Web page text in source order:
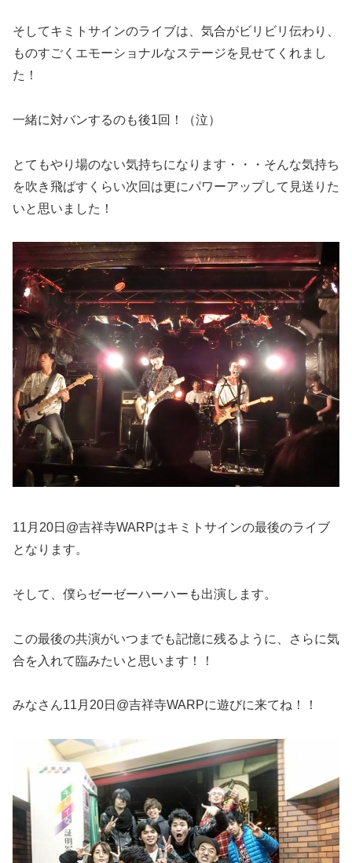
そしてキミトサインのライブは、気合がビリビリ伝わり、
ものすごくエモーショナルなステージを見せてくれまし
た！
一緒に対バンするのも後1回！（泣）
とてもやり場のない気持ちになります・・・そんな気持ち
を吹き飛ばすくらい次回は更にパワーアップして見送りた
いと思いました！
11月20日@吉祥寺WARPはキミトサインの最後のライブ
となります。
そして、僕らゼーゼーハーハーも出演します。
この最後の共演がいつまでも記憶に残るように、さらに気
合を入れて臨みたいと思います！！
みなさん11月20日@吉祥寺WARPに遊びに来てね！！